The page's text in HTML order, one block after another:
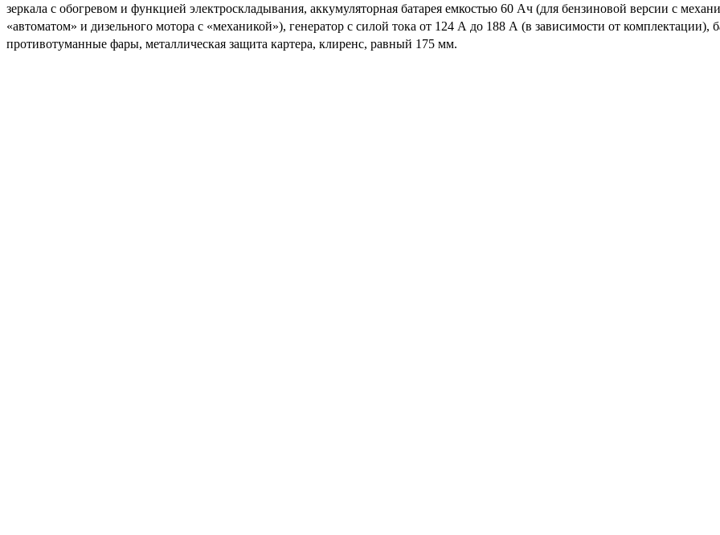
зеркала с обогревом и функцией электроскладывания, аккумуляторная батарея емкостью 60 Ач (для бензиновой версии с
«автоматом» и дизельного мотора с «механикой»), генератор с силой тока от 124 А до 188 А (в зависимости от комплектации),
противотуманные фары, металлическая защита картера, клиренс, равный 175 мм.